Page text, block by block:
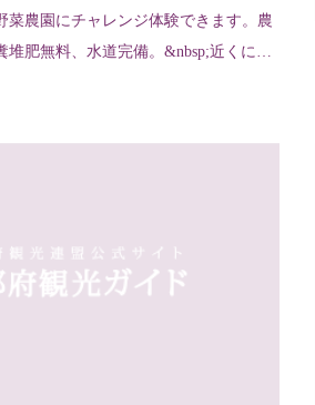
菜農園にチャレンジ体験できます。農
堆肥無料、水道完備。&nbsp;近くに、